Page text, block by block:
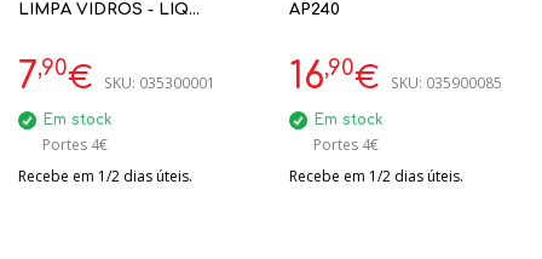
LIMPA VIDROS - LIQ
7,90€ SKU: 035300001
Em stock
Portes 4€
Recebe em 1/2 dias úteis.
AP240
16,90€ SKU: 035900085
Em stock
Portes 4€
Recebe em 1/2 dias úteis.